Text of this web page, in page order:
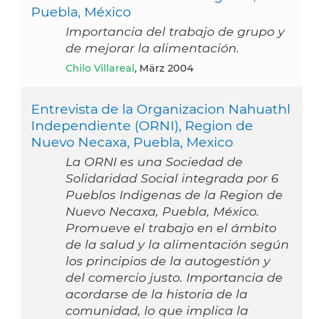
Puebla, México
Importancia del trabajo de grupo y
de mejorar la alimentación.
Chilo Villareal, März 2004
Entrevista de la Organizacion Nahuathl
Independiente (ORNI), Region de
Nuevo Necaxa, Puebla, Mexico
La ORNI es una Sociedad de
Solidaridad Social integrada por 6
Pueblos Indigenas de la Region de
Nuevo Necaxa, Puebla, México.
Promueve el trabajo en el ámbito
de la salud y la alimentación según
los principios de la autogestión y
del comercio justo. Importancia de
acordarse de la historia de la
comunidad, lo que implica la